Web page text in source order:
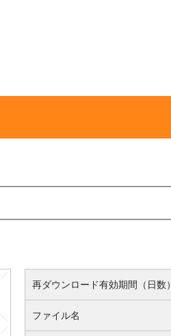
再ダウンロード有効期間（日数）
ファイル名